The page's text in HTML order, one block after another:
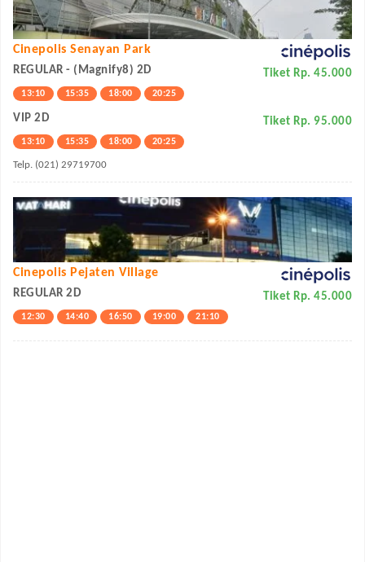
Cinepolis Senayan Park
REGULAR - (Magnify8) 2D Tiket Rp. 45.000
13:10 15:35 18:00 20:25
VIP 2D Tiket Rp. 95.000
13:10 15:35 18:00 20:25
Telp. (021) 29719700
Cinepolis Pejaten Village
REGULAR 2D Tiket Rp. 45.000
12:30 14:40 16:50 19:00 21:10